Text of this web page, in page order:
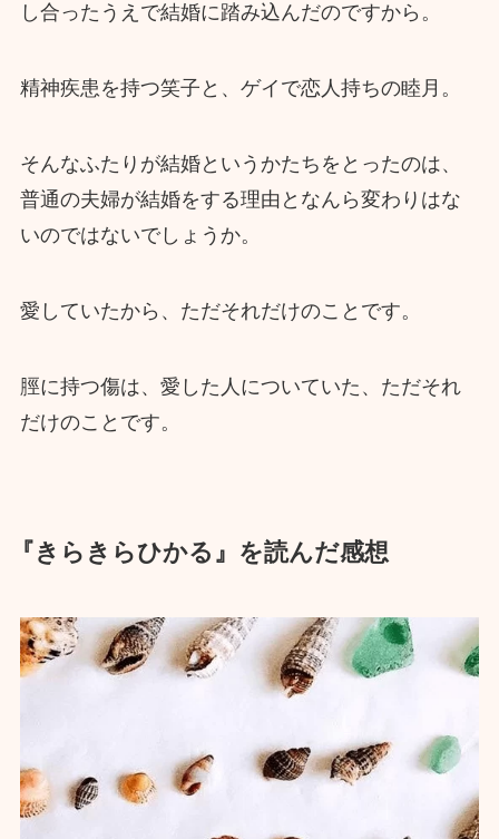
し合ったうえで結婚に踏み込んだのですから。
精神疾患を持つ笑子と、ゲイで恋人持ちの睦月。
そんなふたりが結婚というかたちをとったのは、
普通の夫婦が結婚をする理由となんら変わりはな
いのではないでしょうか。
愛していたから、ただそれだけのことです。
脛に持つ傷は、愛した人についていた、ただそれ
だけのことです。
『きらきらひかる』を読んだ感想